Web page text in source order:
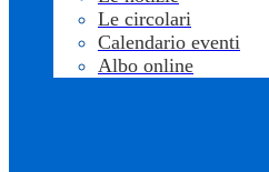
Le circolari
Calendario eventi
Albo online